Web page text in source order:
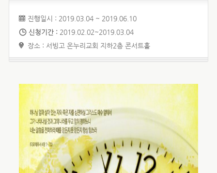
진행일시 : 2019.03.04 ~ 2019.06.10
신청기간 : 2019.02.02~2019.03.04
장소 : 서빙고 온누리교회 지하2층 콘서트홀